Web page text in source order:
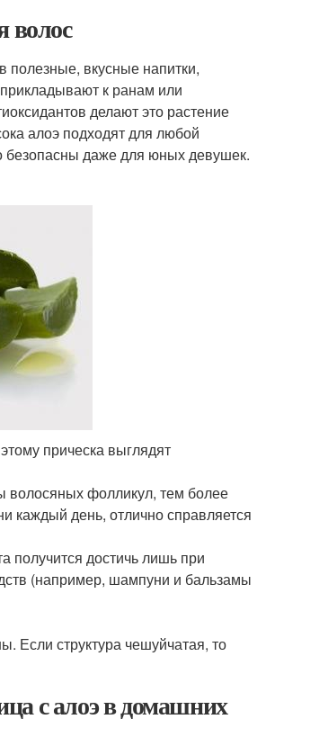
волос
полезные, вкусные напитки,
к ранам или
делают это растение
алоэ подходят для любой
безопасны даже для юных девушек.
прическа выглядят
фолликул, тем более
каждый день, отлично справляется
получится достичь лишь при
(например, шампуни и бальзамы
Если структура чешуйчатая, то
с алоэ в домашних